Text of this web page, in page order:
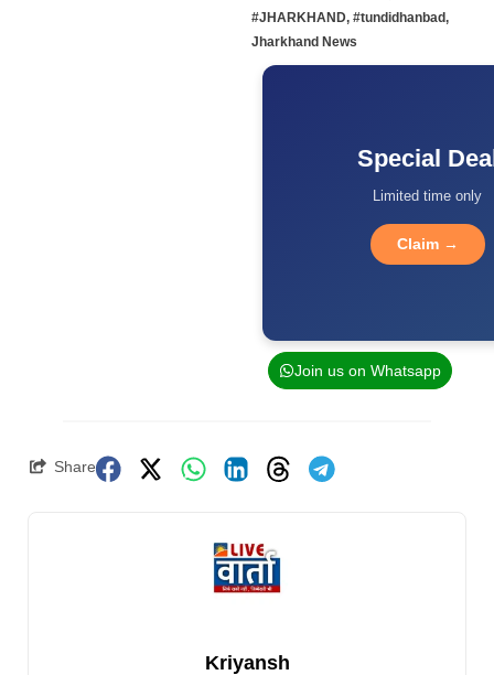
#JHARKHAND, #tundidhanbad,
Jharkhand News
Special
Limited time only
Claim →
Join us on Whatsapp
Share
Kriyansh